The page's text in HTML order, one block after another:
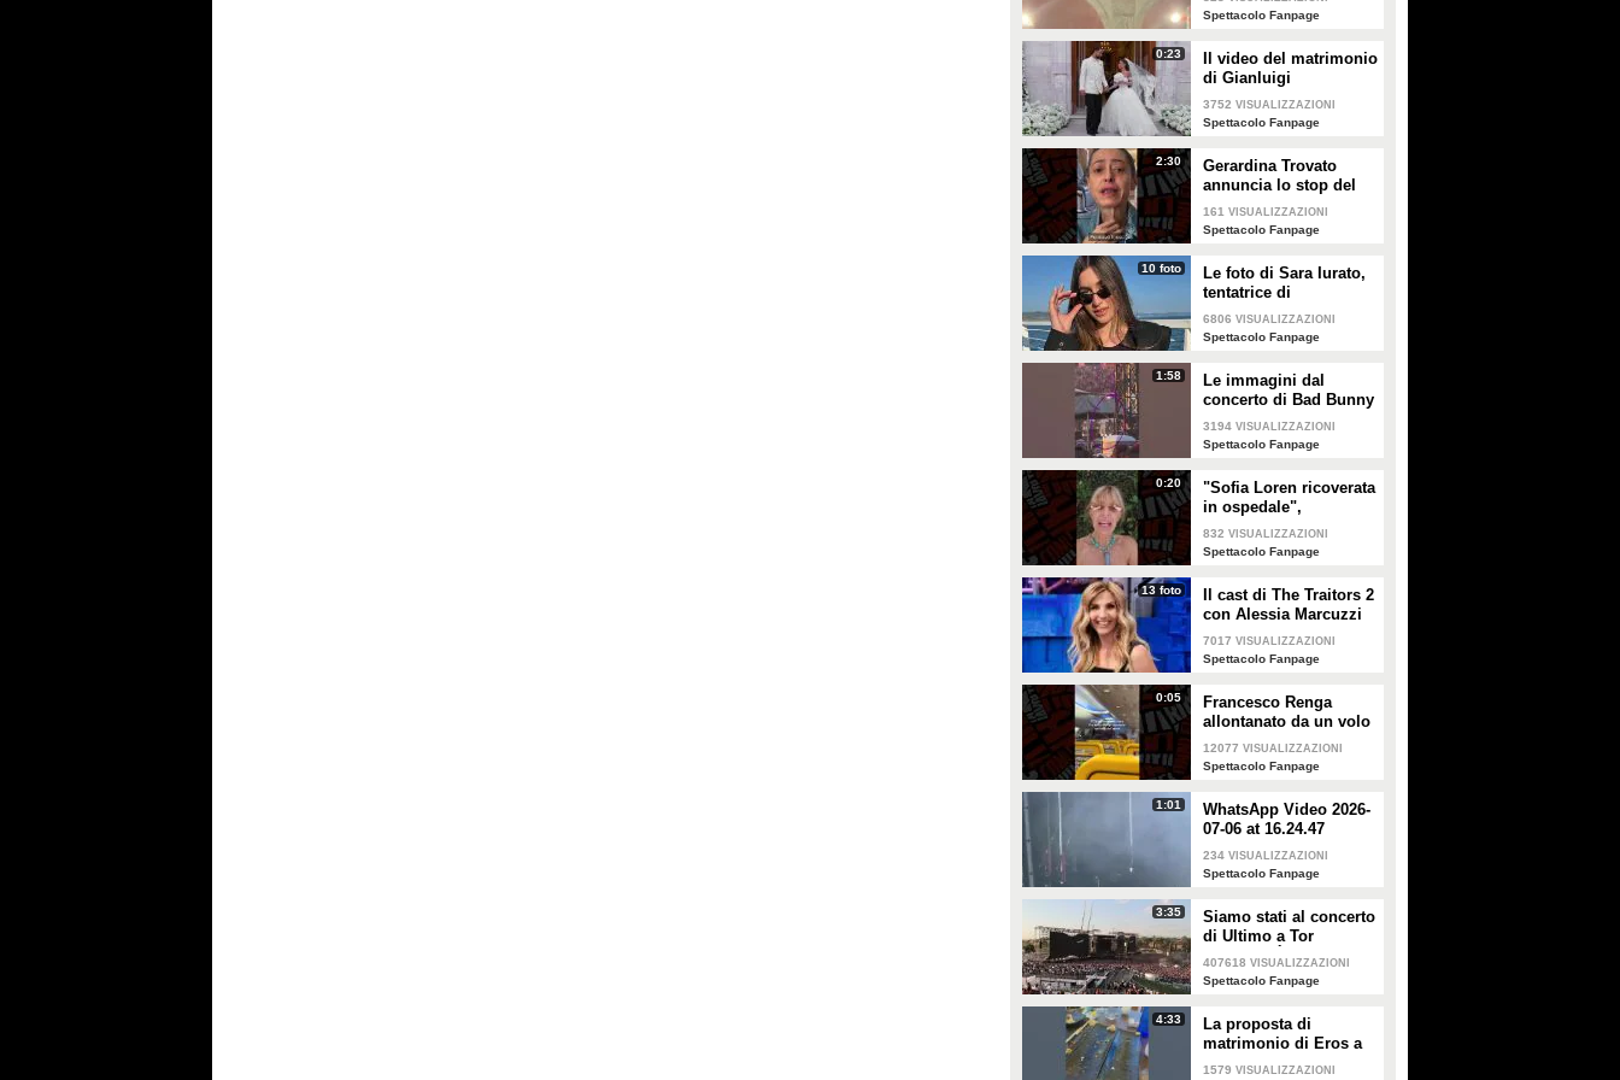
Enrico
Spettacolo Fanpage
0:23
Il video del matrimonio
di Gianluigi
Donnarumma e Alessia
Elefante
3752 VISUALIZZAZIONI
Spettacolo Fanpage
2:30
Gerardina Trovato
annuncia lo stop del
tour per problemi di
salute
161 VISUALIZZAZIONI
Spettacolo Fanpage
10 foto
Le foto di Sara Iurato,
tentatrice di
Temptation Island 2026
6806 VISUALIZZAZIONI
Spettacolo Fanpage
1:58
Le immagini dal
concerto di Bad Bunny
a Milano
3194 VISUALIZZAZIONI
Spettacolo Fanpage
0:20
"Sofia Loren ricoverata
in ospedale",
Alessandra Mussolini
smentisce: "È serena e
832 VISUALIZZAZIONI
Spettacolo Fanpage
13 foto
Il cast di The Traitors 2
con Alessia Marcuzzi
7017 VISUALIZZAZIONI
Spettacolo Fanpage
0:05
Francesco Renga
allontanato da un volo
Ryanair dopo una
discussione con gli
12077 VISUALIZZAZIONI
Spettacolo Fanpage
1:01
WhatsApp Video 2026-
07-06 at 16.24.47
234 VISUALIZZAZIONI
Spettacolo Fanpage
3:35
Siamo stati al concerto
di Ultimo a Tor
Vergata: "È il giorno
che aspettavo, questa è
407618 VISUALIZZAZIONI
Spettacolo Fanpage
4:33
La proposta di
matrimonio di Eros a
Guendalina Canessa
1579 VISUALIZZAZIONI
Confessions of a Dangerous Mind